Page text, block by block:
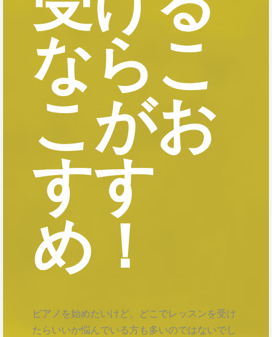
ならこ
こがお
すす
め！
ピアノを始めたいけど、どこでレッスンを受け
たらいいか悩んでいる方も多いのではないでし